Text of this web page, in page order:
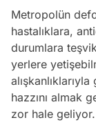
Metropolün
hastalıklara,
durumlara
yerlere
hazzını almak
zor hale geliyor.